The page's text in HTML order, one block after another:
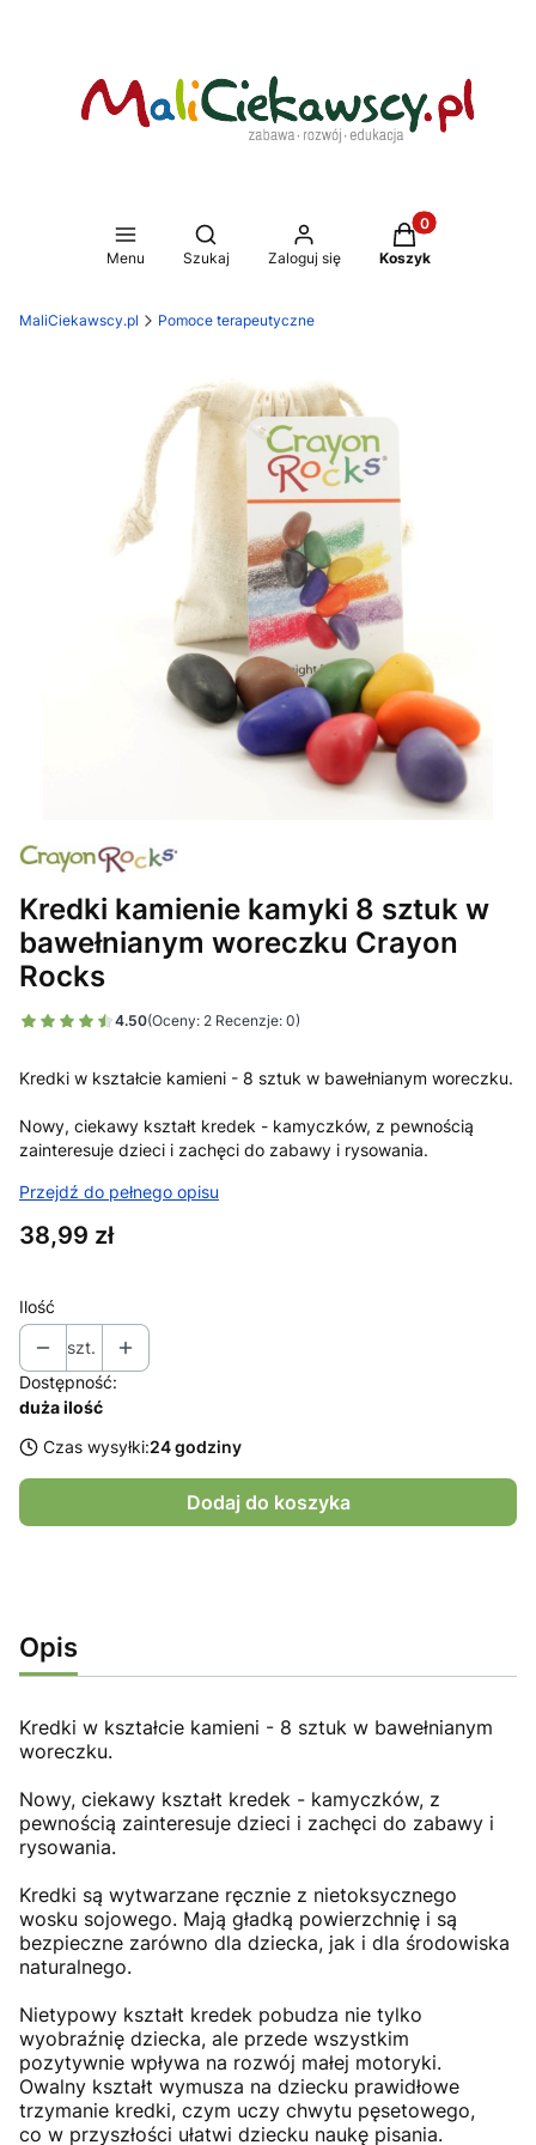
Menu
Otwórz wyszukiwarkę
Szukaj Zaloguj się
Produkty w
Koszyk
MaliCiekawscy.pl Pomoce terapeutyczne
Kredki kamienie kamyki 8 sztuk w
bawełnianym woreczku Crayon
Rocks
4.50(Oceny: 2 Recenzje: 0)
Kredki w kształcie kamieni - 8 sztuk w bawełnianym woreczku.
Nowy, ciekawy kształt kredek - kamyczków, z pewnością
zainteresuje dzieci i zachęci do zabawy i rysowania.
Przejdź do pełnego opisu
Cena
38,99 zł
Ilość
szt.
Dostępność:
duża ilość
Czas wysyłki:24 godziny
Dodaj do koszyka
Opis
Kredki w kształcie kamieni - 8 sztuk w bawełnianym
woreczku.
Nowy, ciekawy kształt kredek - kamyczków, z
pewnością zainteresuje dzieci i zachęci do zabawy i
rysowania.
Kredki są wytwarzane ręcznie z nietoksycznego
wosku sojowego. Mają gładką powierzchnię i są
bezpieczne zarówno dla dziecka, jak i dla środowiska
naturalnego.
Nietypowy kształt kredek pobudza nie tylko
wyobraźnię dziecka, ale przede wszystkim
pozytywnie wpływa na rozwój małej motoryki.
Owalny kształt wymusza na dziecku prawidłowe
trzymanie kredki, czym uczy chwytu pęsetowego,
co w przyszłości ułatwi dziecku naukę pisania.